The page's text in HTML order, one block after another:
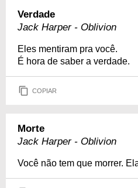
Verdade
Jack Harper - Oblivion
Eles mentiram pra você.
É hora de saber a verdade.
COPIAR
Morte
Jack Harper - Oblivion
Você não tem que morrer.